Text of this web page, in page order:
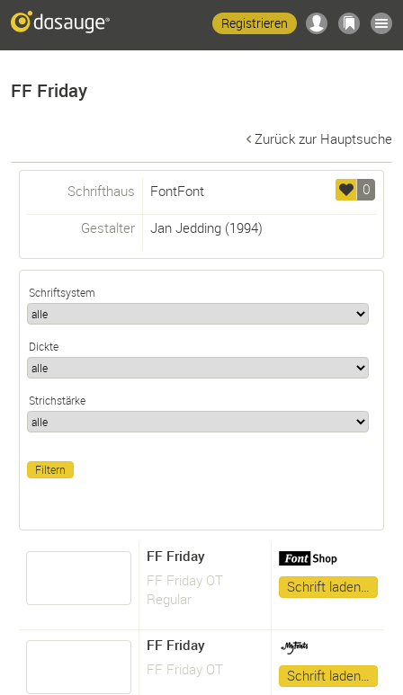
Registrieren
FF Friday
Zurück zur Hauptsuche
0
Schrifthaus FontFont
Gestalter Jan Jedding(1994)
Schriftsystem
Dickte
Strichstärke
FF Friday
FF Friday OT
Regular
Schrift laden…
FF Friday
FF Friday OT
Schrift laden…